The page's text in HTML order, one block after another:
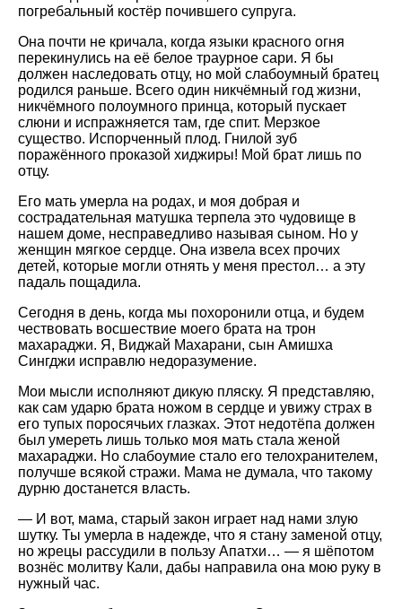
погребальный костёр почившего супруга.
Она почти не кричала, когда языки красного огня
перекинулись на её белое траурное сари. Я бы
должен наследовать отцу, но мой слабоумный братец
родился раньше. Всего один никчёмный год жизни,
никчёмного полоумного принца, который пускает
слюни и испражняется там, где спит. Мерзкое
существо. Испорченный плод. Гнилой зуб
поражённого проказой хиджиры! Мой брат лишь по
отцу.
Его мать умерла на родах, и моя добрая и
сострадательная матушка терпела это чудовище в
нашем доме, несправедливо называя сыном. Но у
женщин мягкое сердце. Она извела всех прочих
детей, которые могли отнять у меня престол… а эту
падаль пощадила.
Сегодня в день, когда мы похоронили отца, и будем
чествовать восшествие моего брата на трон
махараджи. Я, Виджай Махарани, сын Амишха
Сингджи исправлю недоразумение.
Мои мысли исполняют дикую пляску. Я представляю,
как сам ударю брата ножом в сердце и увижу страх в
его тупых поросячьих глазках. Этот недотёпа должен
был умереть лишь только моя мать стала женой
махараджи. Но слабоумие стало его телохранителем,
получше всякой стражи. Мама не думала, что такому
дурню достанется власть.
— И вот, мама, старый закон играет над нами злую
шутку. Ты умерла в надежде, что я стану заменой отцу,
но жрецы рассудили в пользу Апатхи… — я шёпотом
вознёс молитву Кали, дабы направила она мою руку в
нужный час.